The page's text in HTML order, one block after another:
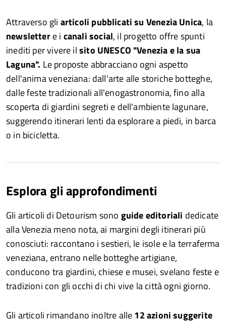
Attraverso gli articoli pubblicati su Venezia Unica, la
newslettere i canali social, il progetto offre spunti
inediti per vivere ilsito UNESCO "Venezia e la sua
Laguna". Le proposte abbracciano ogni aspetto
dell'anima veneziana: dall'arte alle storiche botteghe,
dalle feste tradizionali all'enogastronomia, fino alla
scoperta di giardini segreti e dell'ambiente lagunare,
suggerendo itinerari lenti da esplorare a piedi, in barca
o in bicicletta.
Esplora gli approfondimenti
Gli articoli di Detourism sono guide editoriali dedicate
alla Venezia meno nota, ai margini degli itinerari più
conosciuti: raccontano i sestieri, le isole e la terraferma
veneziana, entrano nelle botteghe artigiane,
conducono tra giardini, chiese e musei, svelano feste e
tradizioni con gli occhi di chi vive la città ogni giorno.
Gli articoli rimandano inoltre alle12 azioni suggerite